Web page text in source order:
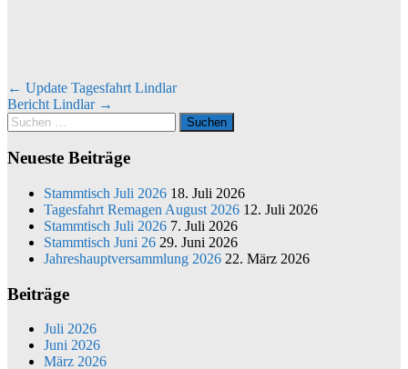
← Update Tagesfahrt Lindlar
Bericht Lindlar →
Neueste Beiträge
Stammtisch Juli 2026 18. Juli 2026
Tagesfahrt Remagen August 2026 12. Juli 2026
Stammtisch Juli 2026 7. Juli 2026
Stammtisch Juni 26 29. Juni 2026
Jahreshauptversammlung 2026 22. März 2026
Beiträge
Juli 2026
Juni 2026
März 2026